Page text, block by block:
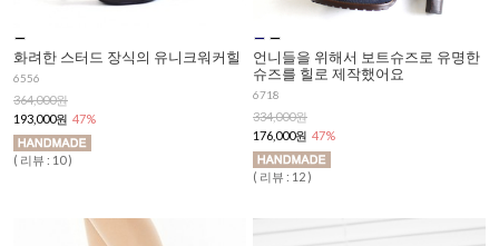
화려한 스터드 장식의 유니크워커힐
6556
364,000원
193,000원 47%
( 리뷰 : 10 )
언니들을 위해서 보트슈즈로 유명한
슈즈를 힐로 제작했어요
6718
334,000원
176,000원 47%
( 리뷰 : 12 )